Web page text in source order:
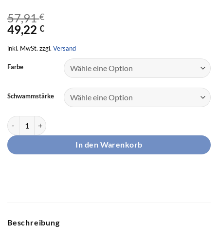
57,91€
49,22 €
inkl. MwSt. zzgl. Versand
Farbe
Schwammstärke
Victas Belag V 20 Extra Menge
In den Warenkorb
Beschreibung